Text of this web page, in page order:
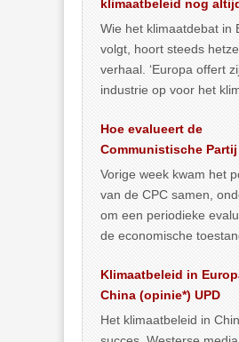
klimaatbeleid nog
Wie het klimaatdebat in
volgt, hoort steeds
verhaal. ‘Europa offert
industrie op voor het
vergroening… >> lees
Hoe evalueert de
Communistische Partij
China de economische
toestand?
Vorige week kwam het
van de CPC samen,
om een periodieke
de economische
publiceerden… >> lees
Klimaatbeleid in
China (opinie*) UPD
Het klimaatbeleid in